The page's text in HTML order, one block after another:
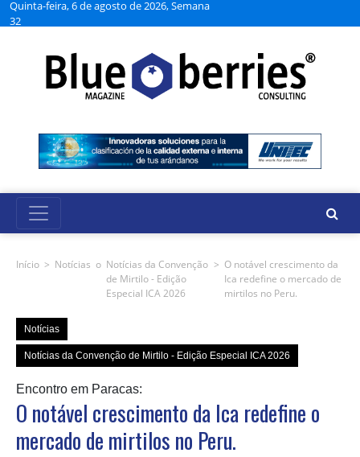
Quinta-feira, 6 de agosto de 2026, Semana
32
Início > Notícias o Notícias da Convenção
de Mirtilo - Edição
Especial ICA 2026
> O notável crescimento da
Ica redefine o mercado de
mirtilos no Peru.
Notícias
Notícias da Convenção de Mirtilo - Edição Especial ICA 2026
Encontro em Paracas:
O notável crescimento da Ica redefine o
mercado de mirtilos no Peru.